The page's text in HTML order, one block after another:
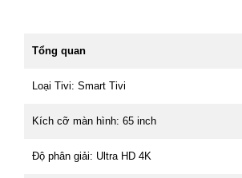
Tổng quan
Loại Tivi: Smart Tivi
Kích cỡ màn hình: 65 inch
Độ phân giải: Ultra HD 4K